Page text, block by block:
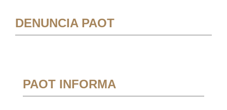
DENUNCIA PAOT
PAOT INFORMA